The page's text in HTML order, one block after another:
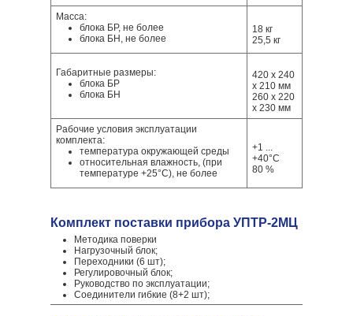
Масса:
блока БР, не более
блока БН, не более
18 кг
25,5 кг
Габаритные размеры:
блока БР
блока БН
420 х 240
х 210 мм
260 х 220
х 230 мм
Рабочие условия эксплуатации
комплекта:
температура окружающей среды
относительная влажность, (при
температуре +25°С), не более
+1 ...
+40°С
80 %
Комплект поставки прибора УПТР-2МЦ
Методика поверки
Нагрузочный блок;
Переходники (6 шт);
Регулировочный блок;
Руководство по эксплуатации;
Соединители гибкие (8+2 шт);